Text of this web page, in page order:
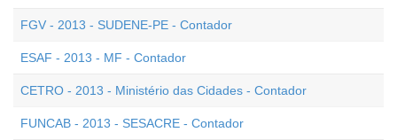
FGV - 2013 - SUDENE-PE - Contador
ESAF - 2013 - MF - Contador
CETRO - 2013 - Ministério das Cidades - Contador
FUNCAB - 2013 - SESACRE - Contador